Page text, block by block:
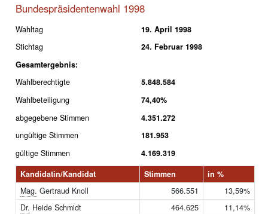
Bundespräsidentenwahl 1998
Wahltag
19. April 1998
Stichtag
24. Februar 1998
Gesamtergebnis:
Wahlberechtigte
5.848.584
Wahlbeteiligung
74,40%
abgegebene Stimmen
4.351.272
ungültige Stimmen
181.953
gültige Stimmen
4.169.319
Kandidatin/Kandidat
Stimmen
in %
Mag. Gertraud Knoll 566.551
13,59%
Dr. Heide Schmidt 464.625
11,14%